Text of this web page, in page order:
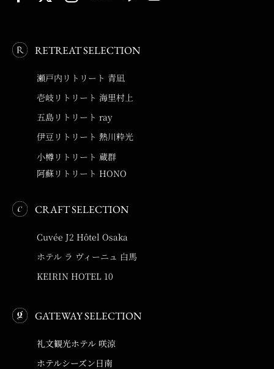
RETREAT SELECTION
瀬戸内リトリート 青凪
壱岐リトリート 海里村上
五島リトリート ray
伊豆リトリート 熱川粋光
小樽リトリート 蔵群
阿蘇リトリート HONO
CRAFT SELECTION
Cuvée J2 Hôtel Osaka
ホテル ラ ヴィーニュ 白馬
KEIRIN HOTEL 10
GATEWAY SELECTION
礼文観光ホテル 咲涼
ホテルシーズン日南